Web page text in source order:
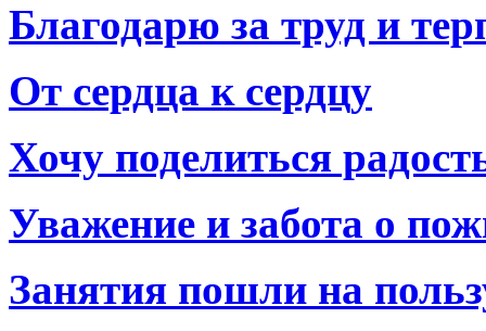
Благодарю за труд и
От сердца к сердцу
Хочу поделиться
Уважение и забота о
Занятия пошли на